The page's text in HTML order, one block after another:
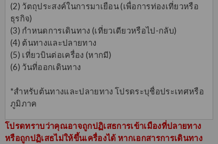
(2) วัตถุประสงค์ในการมาเยือน (เพื่อการท่องเที่ยวหรือ
ธุรกิจ)
(3) กำหนดการเดินทาง (เที่ยวเดียวหรือไป-กลับ)
(4) ต้นทางและปลายทาง
(5) เที่ยวบินต่อเครื่อง (หากมี)
(6) วันที่ออกเดินทาง
*สำหรับต้นทางและปลายทาง โปรดระบุชื่อประเทศหรือ
ภูมิภาค
โปรดทราบว่าคุณอาจถูกปฏิเสธการเข้าเมืองที่ปลายทาง
หรือถูกปฏิเสธไม่ให้ขึ้นเครื่องได้ หากเอกสารการเดินทาง